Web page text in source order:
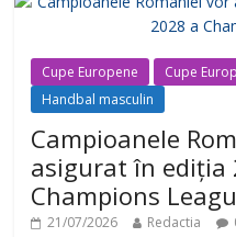
Cupe Europene Cupe
Handbal masculin
Campioanele
asigurat în ediția
Champions
21/07/2026 Redactia